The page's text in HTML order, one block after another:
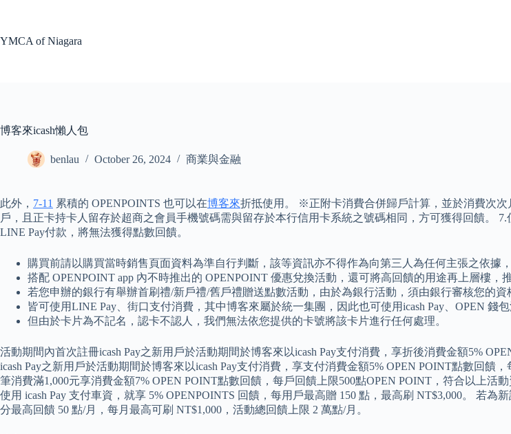
YMCA of Niagara
博客來icash懶人包
benlau October 26, 2024 商業與金融
此外， 7-11 累積的 OPENPOINTS 也可以在博客來折抵使用。 ※正附卡消費合併歸戶計算，並於消費次次
戶，且正卡持卡人留存於超商之會員手機號碼需與留存於本行信用卡系統之號碼相同，方可獲得回饋。
LINE Pay付款，將無法獲得點數回饋。
購買前請以購買當時銷售頁面資料為準自行判斷，該等資訊亦不得作為向第三人為任何主張之依據
搭配 OPENPOINT app 內不時推出的 OPENPOINT 優惠兌換活動，還可將高回饋的用途再上層樓，
若您申辦的銀行有舉辦首刷禮/新戶禮/舊戶禮贈送點數活動，由於為銀行活動，須由銀行審核您的
皆可使用LINE Pay、街口支付消費，其中博客來屬於統一集團，因此也可使用icash Pay、OPEN 錢
但由於卡片為不記名，認卡不認人，我們無法依您提供的卡號將該卡片進行任何處理。
活動期間內首次註冊icash Pay之新用戶於活動期間於博客來以icash Pay支付消費，享折後消費金額5%
icash Pay之新用戶於活動期間於博客來以icash Pay支付消費，享支付消費金額5% OPEN POINT點數回饋
筆消費滿1,000元享消費金額7% OPEN POINT點數回饋，每戶回饋上限500點OPEN POINT，符合以上活
使用 icash Pay 支付車資，就享 5% OPENPOINTS 回饋，每用戶最高贈 150 點，最高刷 NT$3,000。 若為
分最高回饋 50 點/月，每月最高可刷 NT$1,000，活動總回饋上限 2 萬點/月。